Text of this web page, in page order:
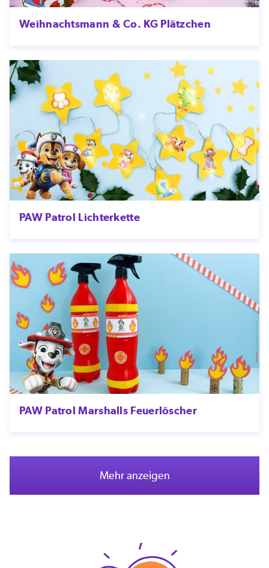
Weihnachtsmann & Co. KG Plätzchen
PAW Patrol Lichterkette
PAW Patrol Marshalls Feuerlöscher
Mehr anzeigen